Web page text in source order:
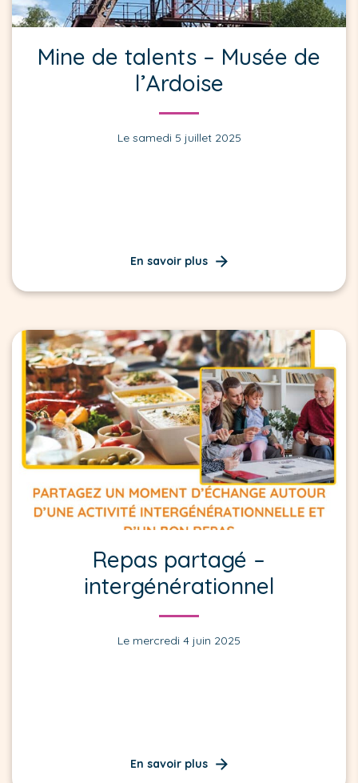
Mine de talents – Musée de
l’Ardoise
Le samedi 5 juillet 2025
En savoir plus
Repas partagé –
intergénérationnel
Le mercredi 4 juin 2025
En savoir plus